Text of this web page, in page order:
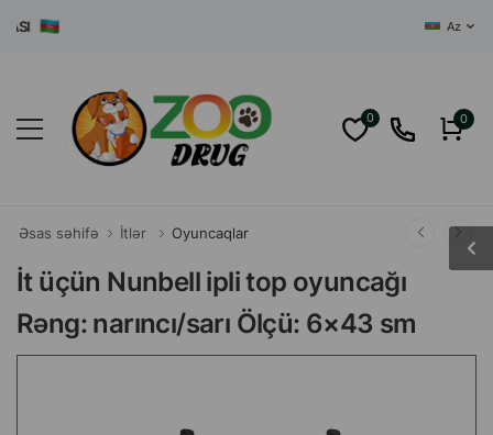
Az
0 0
Əsas səhifə İtlər Oyuncaqlar
İt üçün Nunbell ipli top oyuncağı
Rəng: narıncı/sarı Ölçü: 6×43 sm